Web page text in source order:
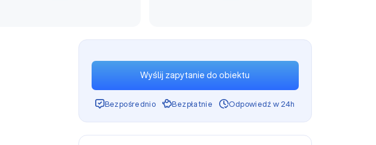
Wyślij zapytanie do obiektu
Bezpośrednio Bezpłatnie Odpowiedź w 24h